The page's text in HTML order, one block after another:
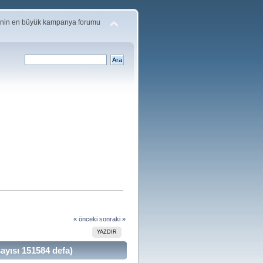
en büyük kampanya forumu
« önceki sonraki »
YAZDIR
151584 defa)